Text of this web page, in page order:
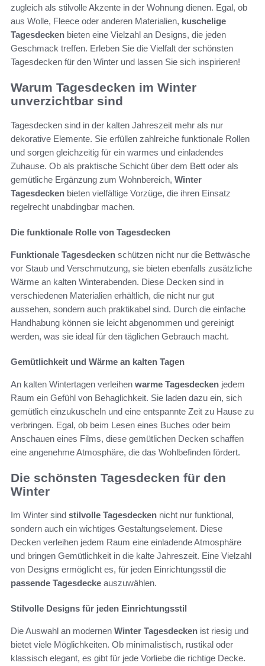
zugleich als stilvolle Akzente in der Wohnung dienen. Egal, ob
aus Wolle, Fleece oder anderen Materialien, kuschelige
Tagesdecken bieten eine Vielzahl an Designs, die jeden
Geschmack treffen. Erleben Sie die Vielfalt der schönsten
Tagesdecken für den Winter und lassen Sie sich inspirieren!
Warum Tagesdecken im Winter
unverzichtbar sind
Tagesdecken sind in der kalten Jahreszeit mehr als nur
dekorative Elemente. Sie erfüllen zahlreiche funktionale Rollen
und sorgen gleichzeitig für ein warmes und einladendes
Zuhause. Ob als praktische Schicht über dem Bett oder als
gemütliche Ergänzung zum Wohnbereich, Winter
Tagesdecken bieten vielfältige Vorzüge, die ihren Einsatz
regelrecht unabdingbar machen.
Die funktionale Rolle von Tagesdecken
Funktionale Tagesdecken schützen nicht nur die Bettwäsche
vor Staub und Verschmutzung, sie bieten ebenfalls zusätzliche
Wärme an kalten Winterabenden. Diese Decken sind in
verschiedenen Materialien erhältlich, die nicht nur gut
aussehen, sondern auch praktikabel sind. Durch die einfache
Handhabung können sie leicht abgenommen und gereinigt
werden, was sie ideal für den täglichen Gebrauch macht.
Gemütlichkeit und Wärme an kalten Tagen
An kalten Wintertagen verleihen warme Tagesdecken jedem
Raum ein Gefühl von Behaglichkeit. Sie laden dazu ein, sich
gemütlich einzukuscheln und eine entspannte Zeit zu Hause zu
verbringen. Egal, ob beim Lesen eines Buches oder beim
Anschauen eines Films, diese gemütlichen Decken schaffen
eine angenehme Atmosphäre, die das Wohlbefinden fördert.
Die schönsten Tagesdecken für den
Winter
Im Winter sind stilvolle Tagesdecken nicht nur funktional,
sondern auch ein wichtiges Gestaltungselement. Diese
Decken verleihen jedem Raum eine einladende Atmosphäre
und bringen Gemütlichkeit in die kalte Jahreszeit. Eine Vielzahl
von Designs ermöglicht es, für jeden Einrichtungsstil die
passende Tagesdecke auszuwählen.
Stilvolle Designs für jeden Einrichtungsstil
Die Auswahl an modernen Winter Tagesdecken ist riesig und
bietet viele Möglichkeiten. Ob minimalistisch, rustikal oder
klassisch elegant, es gibt für jede Vorliebe die richtige Decke.